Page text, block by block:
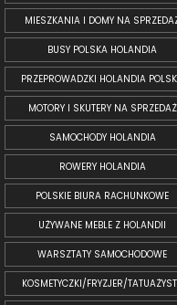
MIESZKANIA I DOMY NA
BUSY POLSKA HOLANDIA
PRZEPROWADZKI HOLANDIA
MOTORY I SKUTERY NA SPRZEDAŻ
SAMOCHODY HOLANDIA
ROWERY HOLANDIA
POLSKIE BIURA RACHUNKOWE
UŻYWANE MEBLE Z HOLANDII
WARSZTATY SAMOCHODOWE
KOSMETYCZKI/FRYZJER/